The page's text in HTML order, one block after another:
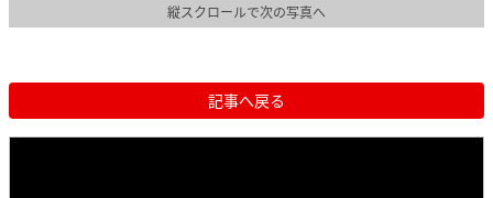
縦スクロールで次の写真へ
記事へ戻る